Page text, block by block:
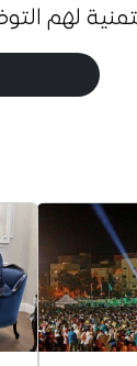
لهم